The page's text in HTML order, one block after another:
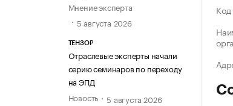
Мнение эксперта
5 августа 2026
ТЕНЗОР
Отраслевые эксперты начали
серию семинаров по переходу
на ЭПД
Новость
5 августа 2026
Код